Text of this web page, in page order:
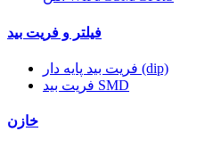
فیلتر و فریت بید
فریت بید پایه دار (dip)
فریت بید SMD
خازن